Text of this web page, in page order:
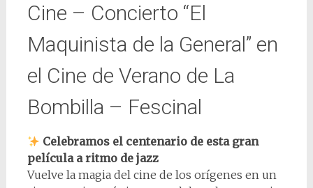
Cine – Concierto “El
Maquinista de la General” en
el Cine de Verano de La
Bombilla – Fescinal
Celebramos el centenario de esta gran
película a ritmo de jazz
Vuelve la magia del cine de los orígenes en un